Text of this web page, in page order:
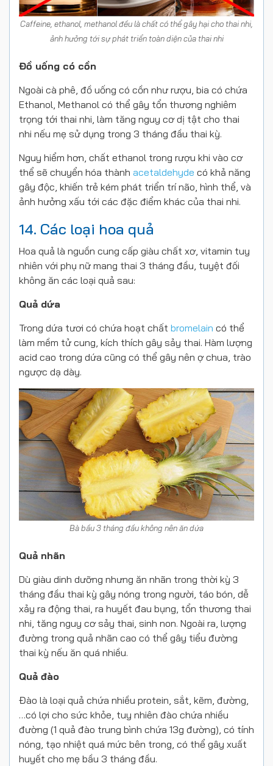
Caffeine, ethanol, methanol đều là chất có thể gây hại cho thai nhi,
ảnh hưởng tới sự phát triển toàn diện của thai nhi
Đồ uống có cồn
Ngoài cà phê, đồ uống có cồn như rượu, bia có chứa
Ethanol, Methanol có thể gây tổn thương nghiêm
trọng tới thai nhi, làm tăng nguy cơ dị tật cho thai
nhi nếu mẹ sử dụng trong 3 tháng đầu thai kỳ.
Nguy hiểm hơn, chất ethanol trong rượu khi vào cơ
thể sẽ chuyển hóa thành acetaldehyde có khả năng
gây độc, khiến trẻ kém phát triển trí não, hình thể, và
ảnh hưởng xấu tới các đặc điểm khác của thai nhi.
14. Các loại hoa quả
Hoa quả là nguồn cung cấp giàu chất xơ, vitamin tuy
nhiên với phụ nữ mang thai 3 tháng đầu, tuyệt đối
không ăn các loại quả sau:
Quả dứa
Trong dứa tươi có chứa hoạt chất bromelain có thể
làm mềm tử cung, kích thích gây sảy thai. Hàm lượng
acid cao trong dứa cũng có thể gây nên ợ chua, trào
ngược dạ dày.
Bà bầu 3 tháng đầu không nên ăn dứa
Quả nhãn
Dù giàu dinh dưỡng nhưng ăn nhãn trong thời kỳ 3
tháng đầu thai kỳ gây nóng trong người, táo bón, dễ
xảy ra động thai, ra huyết đau bụng, tổn thương thai
nhi, tăng nguy cơ sảy thai, sinh non. Ngoài ra, lượng
đường trong quả nhãn cao có thể gây tiểu đường
thai kỳ nếu ăn quá nhiều.
Quả đào
Đào là loại quả chứa nhiều protein, sắt, kẽm, đường,
…có lợi cho sức khỏe, tuy nhiên đào chứa nhiều
đường (1 quả đào trung bình chứa 13g đường), có tính
nóng, tạo nhiệt quá mức bên trong, có thể gây xuất
huyết cho mẹ bầu 3 tháng đầu.